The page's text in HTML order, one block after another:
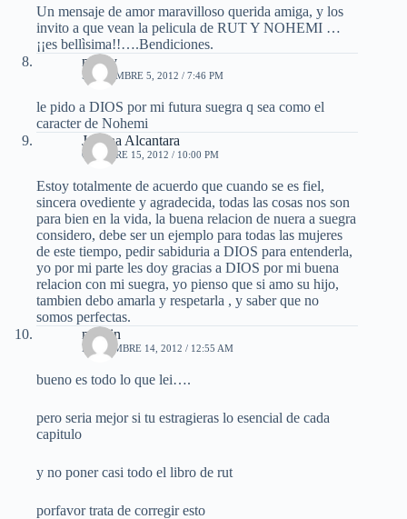
Un mensaje de amor maravilloso querida amiga, y los
invito a que vean la pelicula de RUT Y NOHEMI …
¡¡es bellìsima!!….Bendiciones.
naudy
SEPTIEMBRE 5, 2012 / 7:46 PM
le pido a DIOS por mi futura suegra q sea como el
caracter de Nohemi
Juliana Alcantara
OCTUBRE 15, 2012 / 10:00 PM
Estoy totalmente de acuerdo que cuando se es fiel,
sincera ovediente y agradecida, todas las cosas nos son
para bien en la vida, la buena relacion de nuera a suegra
considero, debe ser un ejemplo para todas las mujeres
de este tiempo, pedir sabiduria a DIOS para entenderla,
yo por mi parte les doy gracias a DIOS por mi buena
relacion con mi suegra, yo pienso que si amo su hijo,
tambien debo amarla y respetarla , y saber que no
somos perfectas.
meylin
NOVIEMBRE 14, 2012 / 12:55 AM
bueno es todo lo que lei….
pero seria mejor si tu estragieras lo esencial de cada
capitulo
y no poner casi todo el libro de rut
porfavor trata de corregir esto